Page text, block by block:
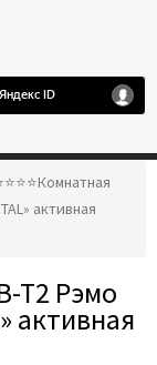
активная
T2 Рэмо
активная